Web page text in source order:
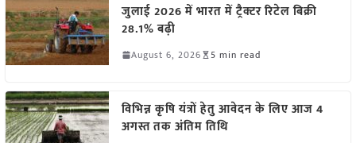
जुलाई 2026 में भारत में ट्रैक्टर रिटेल बिक्री
28.1% बढ़ी
August 6, 2026 5 min read
विभिन्न कृषि यंत्रों हेतु आवेदन के लिए आज 4
अगस्त तक अंतिम तिथि